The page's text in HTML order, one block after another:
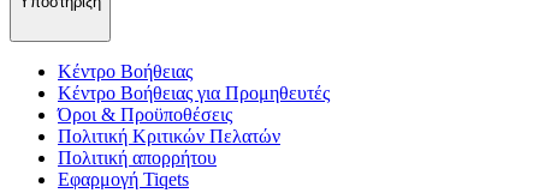
Κέντρο Βοήθειας
Κέντρο Βοήθειας για Προμηθευτές
Όροι & Προϋποθέσεις
Πολιτική Κριτικών Πελατών
Πολιτική απορρήτου
Εφαρμογή Tiqets